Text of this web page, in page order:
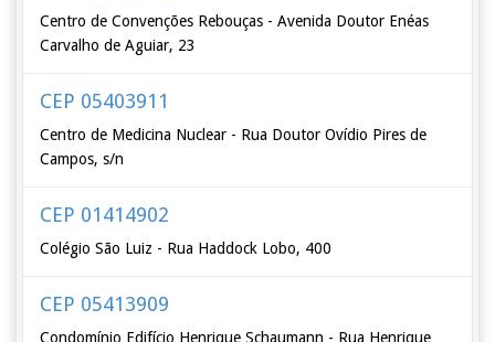
Centro de Convenções Rebouças - Avenida Doutor Enéas
Carvalho de Aguiar, 23
CEP 05403911
Centro de Medicina Nuclear - Rua Doutor Ovídio Pires de
Campos, s/n
CEP 01414902
Colégio São Luiz - Rua Haddock Lobo, 400
CEP 05413909
Condomínio Edifício Henrique Schaumann - Rua Henrique